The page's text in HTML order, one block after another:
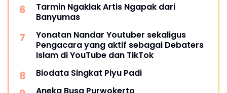
Tarmin Ngaklak Artis Ngapak dari
Banyumas
Yonatan Nandar Youtuber sekaligus
Pengacara yang aktif sebagai Debaters
Islam di YouTube dan TikTok
Biodata Singkat Piyu Padi
Aneka Busa Purwokerto